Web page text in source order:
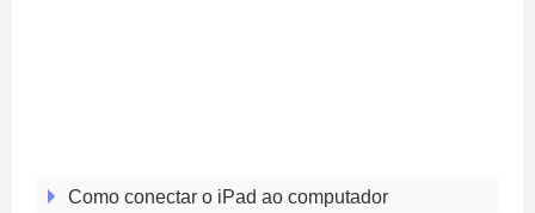
Como conectar o iPad ao computador